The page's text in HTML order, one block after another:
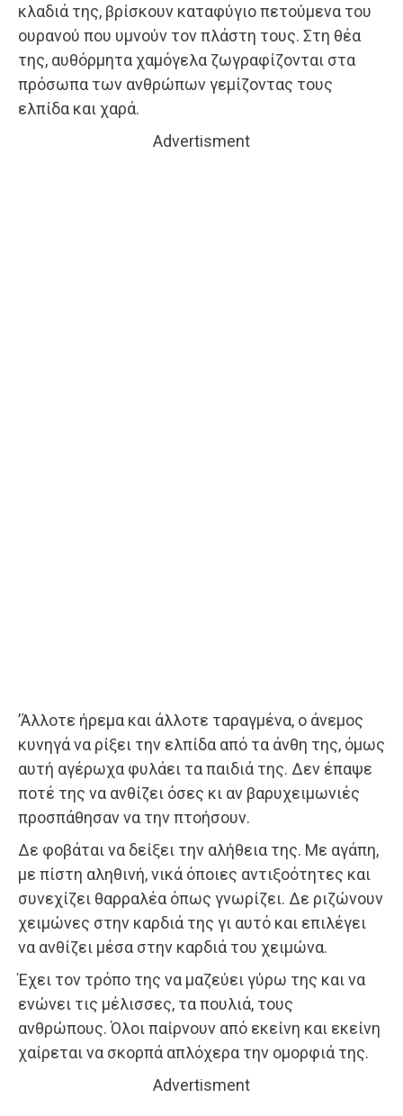
κλαδιά της, βρίσκουν καταφύγιο πετούμενα του
ουρανού που υμνούν τον πλάστη τους. Στη θέα
της, αυθόρμητα χαμόγελα ζωγραφίζονται στα
πρόσωπα των ανθρώπων γεμίζοντας τους
ελπίδα και χαρά.
Advertisment
’Άλλοτε ήρεμα και άλλοτε ταραγμένα, ο άνεμος
κυνηγά να ρίξει την ελπίδα από τα άνθη της, όμως
αυτή αγέρωχα φυλάει τα παιδιά της. Δεν έπαψε
ποτέ της να ανθίζει όσες κι αν βαρυχειμωνιές
προσπάθησαν να την πτοήσουν.
Δε φοβάται να δείξει την αλήθεια της. Με αγάπη,
με πίστη αληθινή, νικά όποιες αντιξοότητες και
συνεχίζει θαρραλέα όπως γνωρίζει. Δε ριζώνουν
χειμώνες στην καρδιά της γι αυτό και επιλέγει
να ανθίζει μέσα στην καρδιά του χειμώνα.
Έχει τον τρόπο της να μαζεύει γύρω της και να
ενώνει τις μέλισσες, τα πουλιά, τους
ανθρώπους. Όλοι παίρνουν από εκείνη και εκείνη
χαίρεται να σκορπά απλόχερα την ομορφιά της.
Advertisment